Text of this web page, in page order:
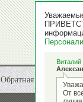
Обратная связь
От